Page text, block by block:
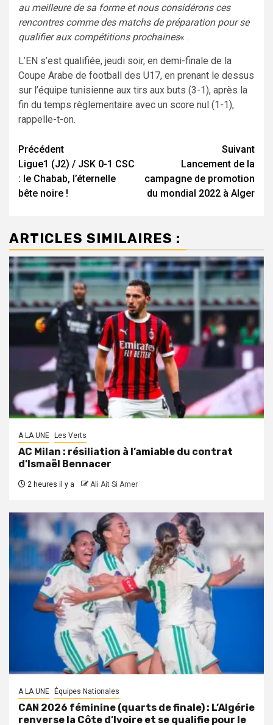
au meilleure de sa forme et nous considérons ces
rencontres comme des matchs de préparation pour se
qualifier aux compétitions prochaines« .
L’EN s’est qualifiée, jeudi soir, en demi-finale de la
Coupe Arabe de football des U17, en prenant le dessus
sur l’équipe tunisienne aux tirs aux buts (3-1), après la
fin du temps règlementaire avec un score nul (1-1),
rappelle-t-on.
Navigation
d’article
Précédent
Ligue1 (J2) / JSK 0-1 CSC
: le Chabab, l’éternelle
bête noire !
Suivant
Lancement de la
campagne de promotion
du mondial 2022 à Alger
ARTICLES SIMILAIRES :
A LA UNE Les Verts
AC Milan : résiliation à l’amiable du contrat
d’Ismaël Bennacer
2 heures il y a Ali Ait Si Amer
A LA UNE Équipes Nationales
CAN 2026 féminine (quarts de finale) : L’Algérie
renverse la Côte d’Ivoire et se qualifie pour le